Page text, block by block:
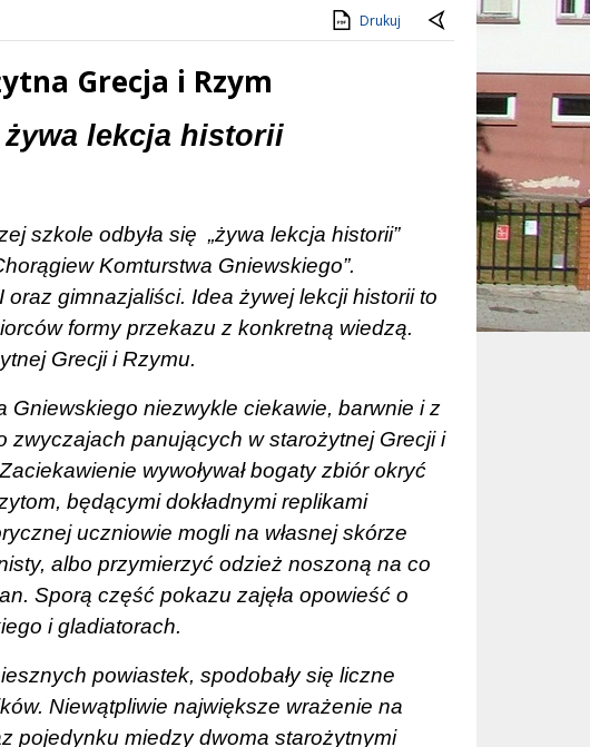
Drukuj
Grecja i Rzym
lekcja historii
szkole odbyła się „żywa lekcja historii”
Komturstwa Gniewskiego”.
gimnazjaliści. Idea żywej lekcji historii to
formy przekazu z konkretną wiedzą.
Grecji i Rzymu.
Gniewskiego niezwykle ciekawie, barwnie i z
zwyczajach panujących w starożytnej Grecji i
wywoływał bogaty zbiór okryć
będącymi dokładnymi replikami
uczniowie mogli na własnej skórze
albo przymierzyć odzież noszoną na co
Sporą część pokazu zajęła opowieść o
i gladiatorach.
powiastek, spodobały się liczne
Niewątpliwie największe wrażenie na
pojedynku miedzy dwoma starożytnymi